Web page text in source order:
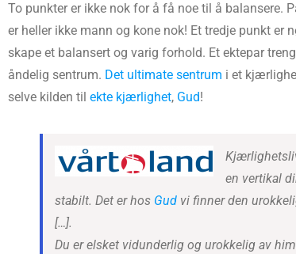
To punkter er ikke nok for å få noe til å balansere.
er heller ikke mann og kone nok! Et tredje punkt er
skape et balansert og varig forhold. Et ektepar
åndelig sentrum. Det ultimate sentrum i et
selve kilden til ekte kjærlighet, Gud!
en vertikal
stabilt. Det er hos Gud vi finner den
[…].
Du er elsket vidunderlig og urokkelig av